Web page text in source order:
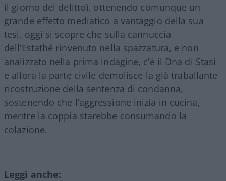
il giorno del delitto), ottenendo comunque un
grande effetto mediatico a vantaggio della sua
tesi, oggi si scopre che sulla cannuccia
dell’Estathé rinvenuto nella spazzatura, e non
analizzato nella prima indagine, c’è il Dna di Stasi
e allora la parte civile demolisce la già traballante
ricostruzione della sentenza di condanna,
sostenendo che l’aggressione inizia in cucina,
mentre la coppia starebbe consumando la
colazione.
Leggi anche: